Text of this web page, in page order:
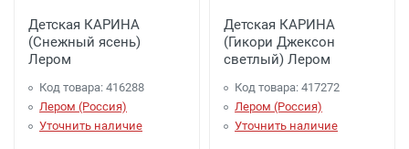
Детская КАРИНА
(Снежный ясень)
Лером
Код товара: 416288
Лером (Россия)
Уточнить наличие
Детская КАРИНА
(Гикори Джексон
светлый) Лером
Код товара: 417272
Лером (Россия)
Уточнить наличие